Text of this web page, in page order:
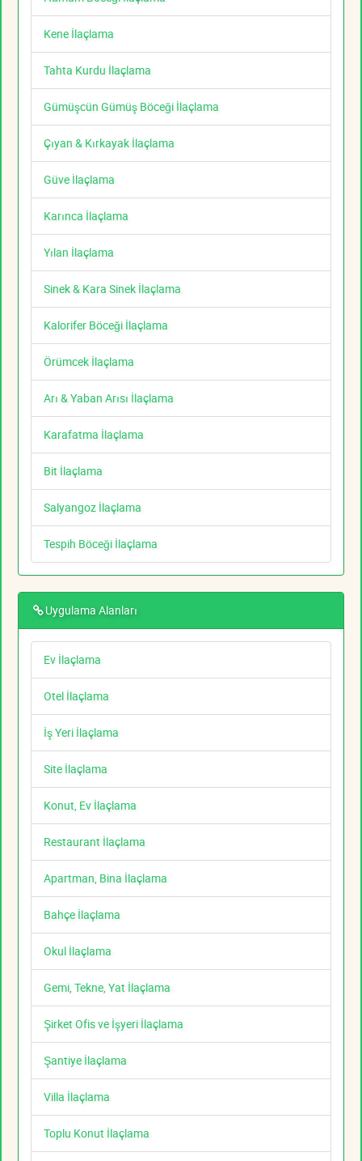
Kene İlaçlama
Tahta Kurdu İlaçlama
Gümüşcün Gümüş Böceği İlaçlama
Çıyan & Kırkayak İlaçlama
Güve İlaçlama
Karınca İlaçlama
Yılan İlaçlama
Sinek & Kara Sinek İlaçlama
Kalorifer Böceği İlaçlama
Örümcek İlaçlama
Arı & Yaban Arısı İlaçlama
Karafatma İlaçlama
Bit İlaçlama
Salyangoz İlaçlama
Tespih Böceği İlaçlama
Uygulama Alanları
Ev İlaçlama
Otel İlaçlama
İş Yeri İlaçlama
Site İlaçlama
Konut, Ev İlaçlama
Restaurant İlaçlama
Apartman, Bina İlaçlama
Bahçe İlaçlama
Okul İlaçlama
Gemi, Tekne, Yat İlaçlama
Şirket Ofis ve İşyeri İlaçlama
Şantiye İlaçlama
Villa İlaçlama
Toplu Konut İlaçlama